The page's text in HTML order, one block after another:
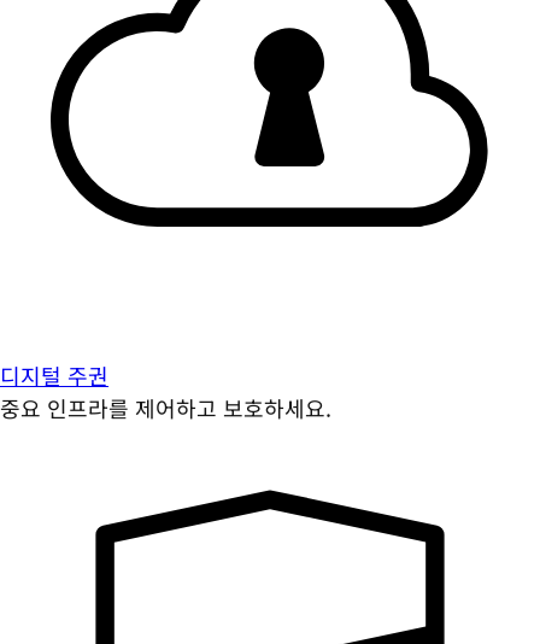
디지털 주권
중요 인프라를 제어하고 보호하세요.